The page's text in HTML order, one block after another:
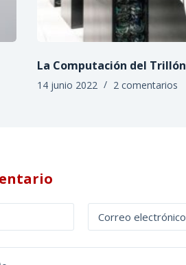
La Computación del Trillón
14 junio 2022 2 comentarios
Correo electrónico